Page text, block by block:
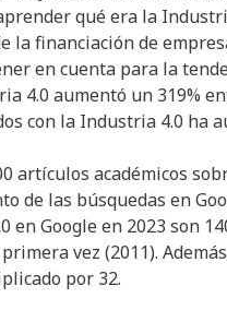
qué era la
la financiación de
en cuenta para la
4.0 aumentó un 319%
con la Industria 4.0 ha
artículos académicos
de las búsquedas en
Google en 2023 son
vez (2011).
por 32.